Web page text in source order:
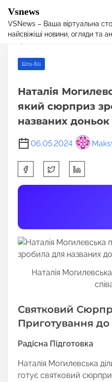
Vsnews
VSNews – Ваша віртуальна
найсвіжіші новини, огляди та
Home/Шоу-Біз/ Наталія
Шоу-Біз
Наталія
який сюрприз
названих
06.05.2024
h
a
t
h
t
o
:
Наталія
Святковий
Приготування
Радісна Підготовка
Наталія Могилевська
готує святковий